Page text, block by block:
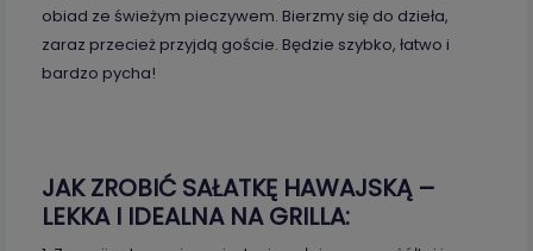
obiad ze świeżym pieczywem. Bierzmy się do dzieła,
zaraz przecież przyjdą goście. Będzie szybko, łatwo i
bardzo pycha!
JAK ZROBIĆ SAŁATKĘ HAWAJSKĄ –
LEKKA I IDEALNA NA GRILLA: